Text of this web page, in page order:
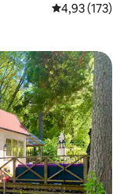
4,93 de uma
4,93 (173)